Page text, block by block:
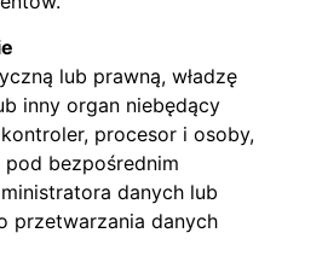
lub prawną, władzę
inny organ niebędący
procesor i osoby,
bezpośrednim
danych lub
przetwarzania danych